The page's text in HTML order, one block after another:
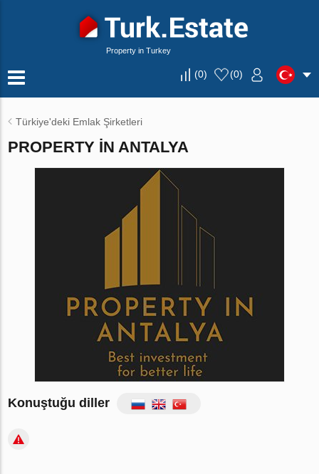
Property in Turkey
(0) (0)
Türkiye'deki Emlak Şirketleri
PROPERTY IN ANTALYA
Konuştuğu diller